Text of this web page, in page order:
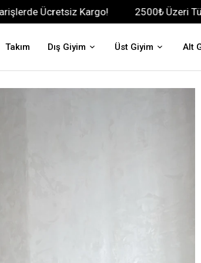
Kargo! 2500₺ Üzeri Tüm
Takım Dış Giyim Üst Giyim Alt